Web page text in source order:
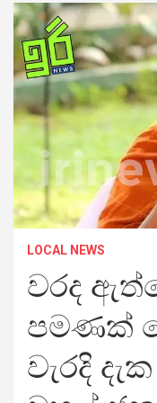
LOCAL NEWS
වරද
පමණක්
වැරදි